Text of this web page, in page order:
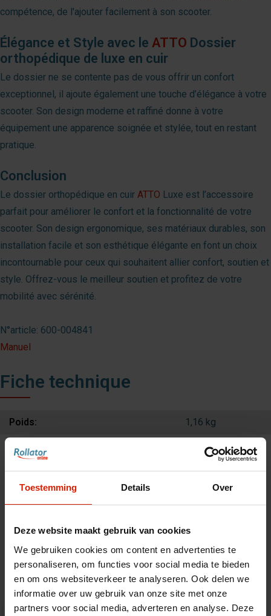
Toestemming Details Over
Deze website maakt gebruik van cookies
We gebruiken cookies om content en advertenties te
personaliseren, om functies voor social media te bieden
en om ons websiteverkeer te analyseren. Ook delen we
informatie over uw gebruik van onze site met onze
partners voor social media, adverteren en analyse. Deze
compétence, de l'ajouter facilement à son scooter.
Élégance et Style avec le ATTO Dossier
orthopédique de luxe en cuir
Le dossier ne se contente pas de vous offrir un confort
exceptionnel, il ajoute également une touche d’élégance à votre
scooter. Son design moderne et raffiné donne à votre
équipement une apparence soignée et stylée, tout en restant
pratique.
Conclusion
Le dossier orthopédique en cuir ATTO Luxe est l’accessoire
parfait pour améliorer le confort et la fonctionnalité de votre
scooter. Son design ergonomique, ses matériaux durables, son
installation facile et son esthétique élégante en font un choix
incontournable pour ceux qui souhaitent allier confort, soutien et
style. Offrez-vous le meilleur soutien et profitez de votre
mobilité avec sérénité.
N°article: 600-004841
Manuel
Fiche technique
Poids: 1,16 kg
Dimensions : 47x43x14,5 cm
Accessoires